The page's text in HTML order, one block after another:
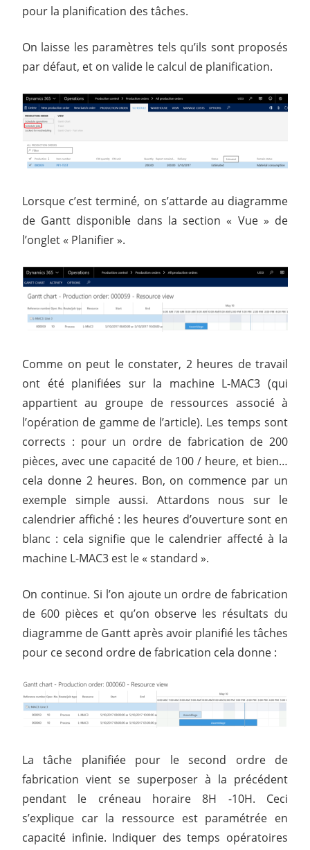
pour la planification des tâches.
On laisse les paramètres tels qu’ils sont proposés
par défaut, et on valide le calcul de planification.
Lorsque c’est terminé, on s’attarde au diagramme
de Gantt disponible dans la section « Vue » de
l’onglet « Planifier ».
Comme on peut le constater, 2 heures de travail
ont été planifiées sur la machine L-MAC3 (qui
appartient au groupe de ressources associé à
l’opération de gamme de l’article). Les temps sont
corrects : pour un ordre de fabrication de 200
pièces, avec une capacité de 100 / heure, et bien…
cela donne 2 heures. Bon, on commence par un
exemple simple aussi. Attardons nous sur le
calendrier affiché : les heures d’ouverture sont en
blanc : cela signifie que le calendrier affecté à la
machine L-MAC3 est le « standard ».
On continue. Si l’on ajoute un ordre de fabrication
de 600 pièces et qu’on observe les résultats du
diagramme de Gantt après avoir planifié les tâches
pour ce second ordre de fabrication cela donne :
La tâche planifiée pour le second ordre de
fabrication vient se superposer à la précédent
pendant le créneau horaire 8H -10H. Ceci
s’explique car la ressource est paramétrée en
capacité infinie. Indiquer des temps opératoires